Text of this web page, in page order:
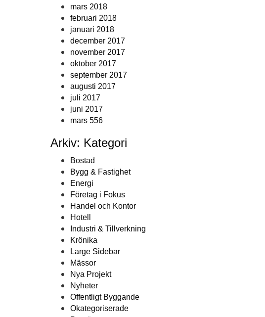
mars 2018
februari 2018
januari 2018
december 2017
november 2017
oktober 2017
september 2017
augusti 2017
juli 2017
juni 2017
mars 556
Arkiv: Kategori
Bostad
Bygg & Fastighet
Energi
Företag i Fokus
Handel och Kontor
Hotell
Industri & Tillverkning
Krönika
Large Sidebar
Mässor
Nya Projekt
Nyheter
Offentligt Byggande
Okategoriserade